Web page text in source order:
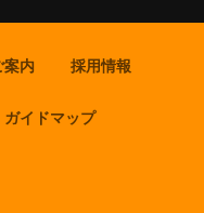
案内 採用情報
ガイドマップ